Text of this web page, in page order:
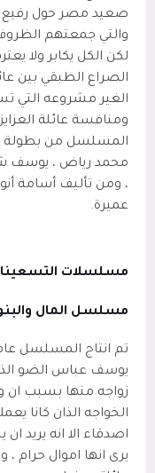
صعيد مصر حول رفيع
والتي جمعتهم
لكن الكل يكابر ولا
الصراع الطبقي بين
الغير مشروعه التي
ومنافسة عائلة
المسلسل من بطولة
محمد رياض ، يوسف
، ومن تأليف أسامة
عميرة.
مسلسلات
مسلسل المال
يوسف عباس الضو
زواجه منها بسبب ان
الخواجه الذان كانا
اصدقاء الا انه يريد ان
يرى انها اموال